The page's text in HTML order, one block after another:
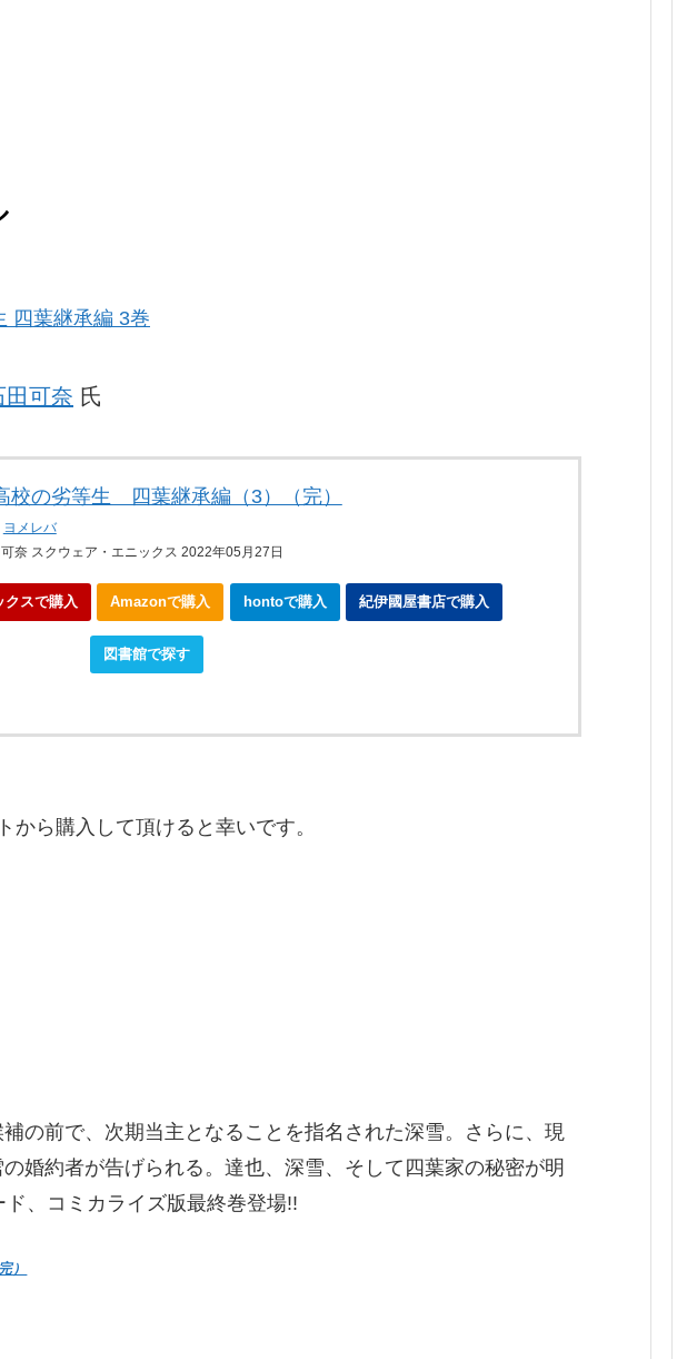
四葉継承編 3巻
田可奈 氏
校の劣等生 四葉継承編（3）（完）
ヨメレバ
奈 スクウェア・エニックス 2022年05月27日
クスで購入 Amazonで購入 hontoで購入 紀伊國屋書店で購入
図書館で探す
から購入して頂けると幸いです。
の前で、次期当主となることを指名された深雪。さらに、現
婚約者が告げられる。達也、深雪、そして四葉家の秘密が明
、コミカライズ版最終巻登場!!
）